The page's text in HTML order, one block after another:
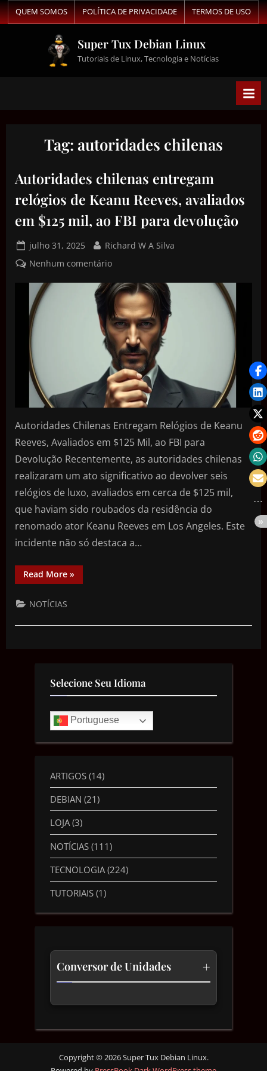
QUEM SOMOS POLÍTICA DE PRIVACIDADE TERMOS DE USO
Super Tux Debian Linux
Tutoriais de Linux, Tecnologia e Notícias
Tag: autoridades chilenas
Autoridades chilenas entregam
relógios de Keanu Reeves, avaliados
em $125 mil, ao FBI para devolução
julho 31, 2025
Richard W A Silva
Nenhum comentário
Autoridades Chilenas Entregam Relógios de Keanu
Reeves, Avaliados em $125 Mil, ao FBI para
Devolução Recentemente, as autoridades chilenas
realizaram um ato significativo ao devolver seis
relógios de luxo, avaliados em cerca de $125 mil,
que haviam sido roubados da residência do
renomado ator Keanu Reeves em Los Angeles. Este
incidente não só destaca a…
Read More »
NOTÍCIAS
Selecione Seu Idioma
Portuguese
ARTIGOS (14)
DEBIAN (21)
LOJA(3)
NOTÍCIAS (111)
TECNOLOGIA (224)
TUTORIAIS (1)
Conversor de Unidades +
Comprimento
Velocidade
Copyright © 2026 Super Tux Debian Linux.